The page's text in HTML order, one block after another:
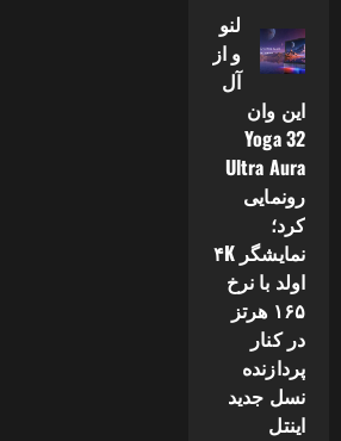
لنو
و از
آل
این وان
Yoga 32
Ultra Aura
رونمایی
کرد؛
نمایشگر ۴K
اولد با نرخ
۱۶۵ هرتز
در کنار
پردازنده
نسل جدید
اینتل